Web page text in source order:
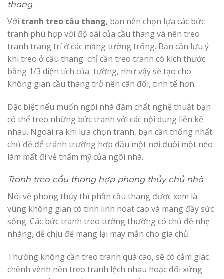
thang
Với tranh treo cầu thang, bạn nên chọn lựa các bức
tranh phù hợp với độ dài của cầu thang và nên treo
tranh trang trí ở các mảng tường trống. Bạn cần lưu ý
khi treo ở cầu thang chỉ cần treo tranh có kích thước
bằng 1/3 diện tích của tường, như vậy sẽ tạo cho
không gian cầu thang trở nên cân đối, tinh tế hơn.
Đặc biệt nếu muốn ngôi nhà đậm chất nghệ thuật bạn
có thể treo những bức tranh với các nội dung liền kề
nhau. Ngoài ra khi lựa chọn tranh, bạn cần thống nhất
chủ đề để tránh trường hợp đầu một nơi đuôi một nẻo
làm mất đi vẻ thẩm mỹ của ngôi nhà.
Tranh treo cầu thang hợp phong thủy chủ nhà
Nói về phong thủy thì phần cầu thang được xem là
vùng không gian có tính linh hoạt cao và mang đầy sức
sống. Các bức tranh treo tường thường có chủ đề nhẹ
nhàng, dễ chịu để mang lại may mắn cho gia chủ.
Thường không cần treo tranh quá cao, sẽ có cảm giác
chênh vênh nên treo tranh lệch nhau hoặc đối xứng